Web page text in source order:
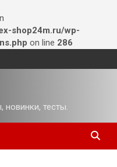
shop24m.ru/wp-
on line 286
новинки, тесты.